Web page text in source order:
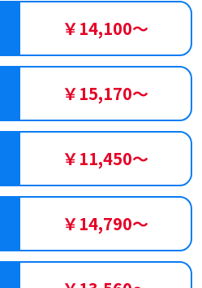
￥14,100～
￥15,170～
￥11,450～
￥14,790～